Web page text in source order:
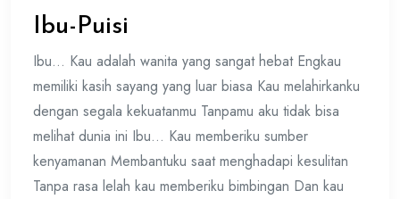
Ibu-Puisi
Ibu… Kau adalah wanita yang sangat hebat Engkau
memiliki kasih sayang yang luar biasa Kau melahirkanku
dengan segala kekuatanmu Tanpamu aku tidak bisa
melihat dunia ini Ibu… Kau memberiku sumber
kenyamanan Membantuku saat menghadapi kesulitan
Tanpa rasa lelah kau memberiku bimbingan Dan kau